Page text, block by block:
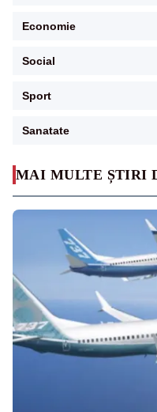
MAI MULTE ȘTIRI
Economie
Social
Sport
Sanatate